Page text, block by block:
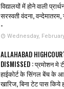
विद्यालयों में होने वाली
सरस्वती वंदना,
-
Wednesday,
ALLAHABAD
DISMISSED : प्रमोशन मे
हाईकोर्ट के सिंगल बेंच के
खारिज, बिना टेट पास किये